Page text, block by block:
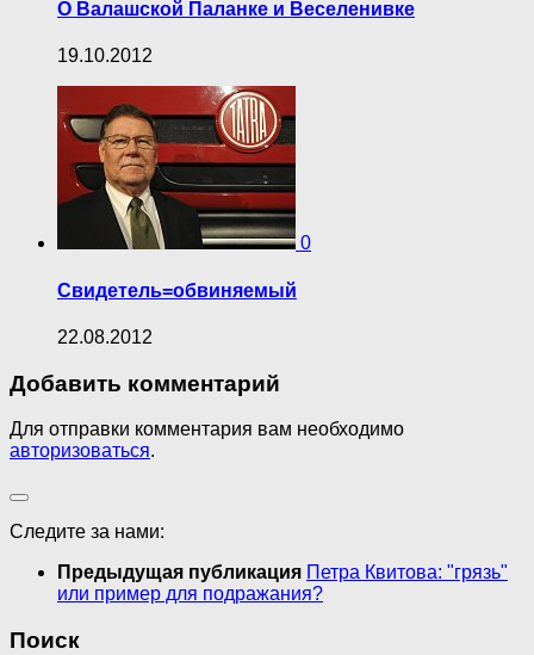
О Валашской Паланке и Веселенивке
19.10.2012
0
Свидетель=обвиняемый
22.08.2012
Добавить комментарий
Для отправки комментария вам необходимо
авторизоваться.
Следите за нами:
Предыдущая публикация Петра Квитова: "грязь"
или пример для подражания?
Поиск